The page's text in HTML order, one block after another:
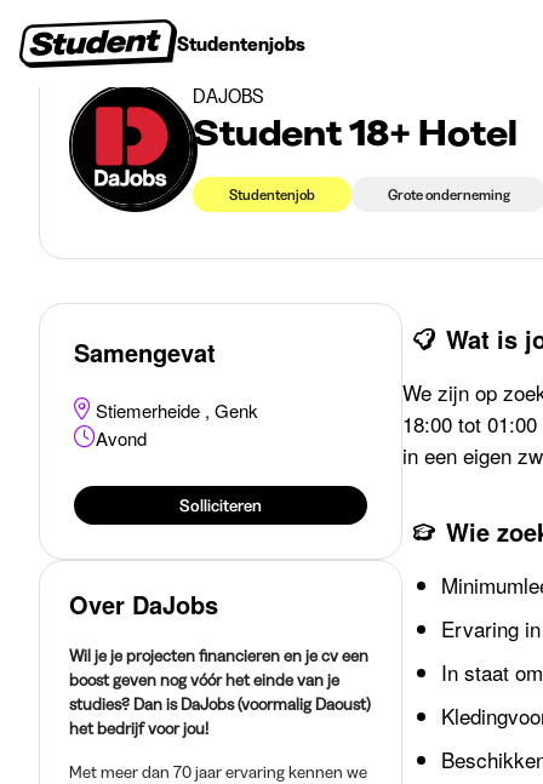
Studentenjobs
Studentenjobs>Genk>
DAJOBS
Student 18+ Hotel
Studentenjob Grote onderneming
Samengevat
Stiemerheide , Genk
Avond
Solliciteren
Over DaJobs
Wil je je projecten financieren en je cv een
boost geven nog vóór het einde van je
studies? Dan is DaJobs (voormalig Daoust)
het bedrijf voor jou!
Met meer dan 70 jaar ervaring kennen we
Wat is
We zijn op
18:00 tot
in een eigen
Wie
Ervaring
In staat